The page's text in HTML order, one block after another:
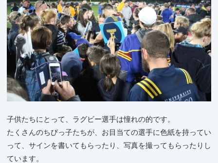
子供たちにとって、ラグビー選手は憧れの的です。
たくさんのちびっ子たちが、お目当ての選手に色紙を持ってい
って、サインを書いてもらったり、写真を撮ってもらったりし
ています。